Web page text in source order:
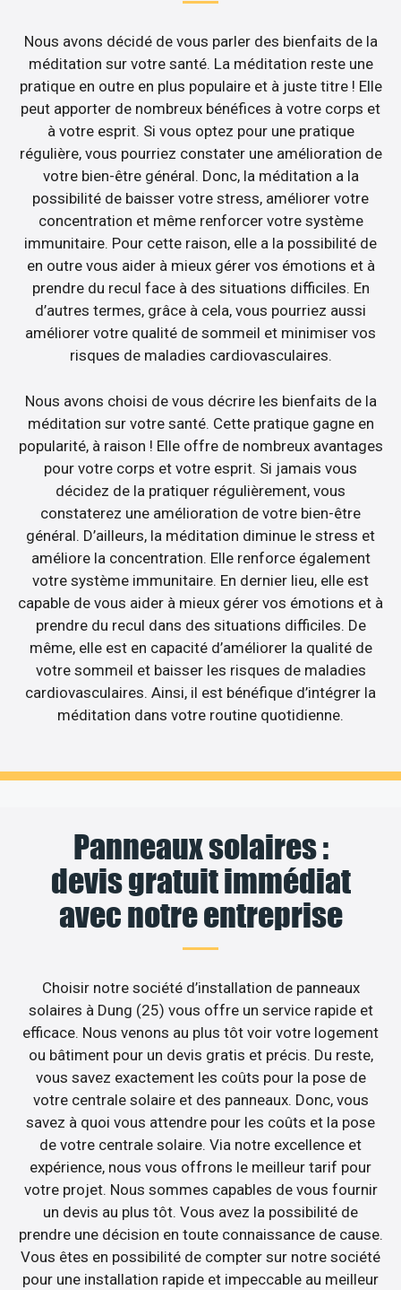
Nous avons décidé de vous parler des bienfaits de la
méditation sur votre santé. La méditation reste une
pratique en outre en plus populaire et à juste titre ! Elle
peut apporter de nombreux bénéfices à votre corps et
à votre esprit. Si vous optez pour une pratique
régulière, vous pourriez constater une amélioration de
votre bien-être général. Donc, la méditation a la
possibilité de baisser votre stress, améliorer votre
concentration et même renforcer votre système
immunitaire. Pour cette raison, elle a la possibilité de
en outre vous aider à mieux gérer vos émotions et à
prendre du recul face à des situations difficiles. En
d’autres termes, grâce à cela, vous pourriez aussi
améliorer votre qualité de sommeil et minimiser vos
risques de maladies cardiovasculaires.
Nous avons choisi de vous décrire les bienfaits de la
méditation sur votre santé. Cette pratique gagne en
popularité, à raison ! Elle offre de nombreux avantages
pour votre corps et votre esprit. Si jamais vous
décidez de la pratiquer régulièrement, vous
constaterez une amélioration de votre bien-être
général. D’ailleurs, la méditation diminue le stress et
améliore la concentration. Elle renforce également
votre système immunitaire. En dernier lieu, elle est
capable de vous aider à mieux gérer vos émotions et à
prendre du recul dans des situations difficiles. De
même, elle est en capacité d’améliorer la qualité de
votre sommeil et baisser les risques de maladies
cardiovasculaires. Ainsi, il est bénéfique d’intégrer la
méditation dans votre routine quotidienne.
Panneaux solaires :
devis gratuit immédiat
avec notre entreprise
Choisir notre société d’installation de panneaux
solaires à Dung (25) vous offre un service rapide et
efficace. Nous venons au plus tôt voir votre logement
ou bâtiment pour un devis gratis et précis. Du reste,
vous savez exactement les coûts pour la pose de
votre centrale solaire et des panneaux. Donc, vous
savez à quoi vous attendre pour les coûts et la pose
de votre centrale solaire. Via notre excellence et
expérience, nous vous offrons le meilleur tarif pour
votre projet. Nous sommes capables de vous fournir
un devis au plus tôt. Vous avez la possibilité de
prendre une décision en toute connaissance de cause.
Vous êtes en possibilité de compter sur notre société
pour une installation rapide et impeccable au meilleur